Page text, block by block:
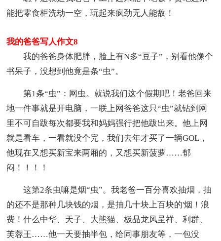
能把零食柜洗劫一空，玩起来疯劲无人能敌！
我的爸爸写人作文8
我的爸爸身体肥胖，脸上有N多“豆子”，别看他像个
书呆子，没想到他竟是条“虫”。
第1条“虫”：网虫。就说我们这个假期吧！老爸回来
地一件事就是开电脑，一联上网爸爸这只“虫”就钻到网
里不可自跋每次都要我和妈妈强行把他跋出来。他上网
就是看车，一看就没个完，我们去年才买了一辆GOL，
他现在又想买新宝来两厢的，又想买新菠萝……郁
闷！！！！
这第2条虫嘛是烟“虫”。我老爸一百分喜欢抽烟，抽
的还不是那种几块钱的烟，是抽几十块上百块的'烟！浪
费！什么中华、天子、大熊猫、极品龙风呈祥、利群、
芙蓉王……他一天要抽半包，给同事朋友等，一包没